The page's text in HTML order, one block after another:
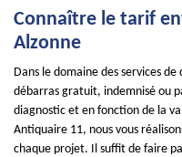
Connaître le tarif
Alzonne
Dans le domaine des services
débarras gratuit, indemnisé ou
diagnostic et en fonction de la
Antiquaire 11, nous vous
chaque projet. Il suffit de faire